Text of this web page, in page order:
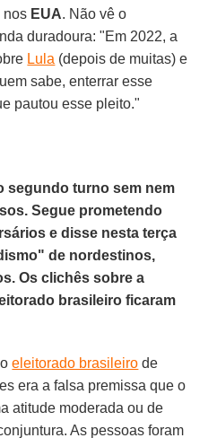
nos EUA. Não vê o
duradoura: "Em 2022, a
Lula (depois de muitas) e
sabe, enterrar esse
pautou esse pleito."
segundo turno sem nem
Segue prometendo
e disse nesta terça
de nordestinos,
Os clichês sobre a
brasileiro ficaram
oeleitorado brasileiro de
era a falsa premissa que o
atitude moderada ou de
As pessoas foram